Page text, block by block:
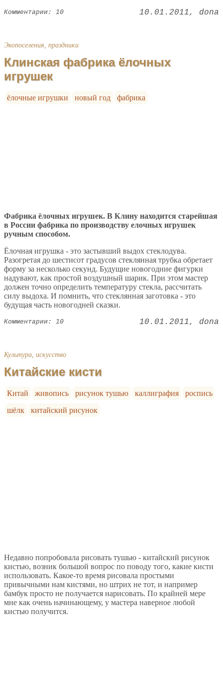
Комментарии: 10 10.01.2011 dona
Экопоселения, праздники
Клинская фабрика ёлочных
игрушек
ёлочные игрушки новый год фабрика
Фабрика ёлочных игрушек. В Клину находится старейшая
в России фабрика по производству елочных игрушек
ручным способом.
Ёлочная игрушка - это застывший выдох стеклодува.
Разогретая до шестисот градусов стеклянная трубка обретает
форму за несколько секунд. Будущие новогодние фигурки
надувают, как простой воздушный шарик. При этом мастер
должен точно определить температуру стекла, рассчитать
силу выдоха. И помнить, что стеклянная заготовка - это
будущая часть новогодней сказки.
Комментарии: 10 10.01.2011 dona
Культура, искусство
Китайские кисти
Китай живопись рисунок тушью каллиграфия
роспись
шёлк
китайский рисунок
Недавно попробовала рисовать тушью - китайский рисунок
кистью, возник большой вопрос по поводу того, какие кисти
использовать. Какое-то время рисовала простыми
привычными нам кистями, но штрих не тот, и например
бамбук просто не получается нарисовать. По крайней мере
мне как очень начинающему, у мастера наверное любой
кистью получится.